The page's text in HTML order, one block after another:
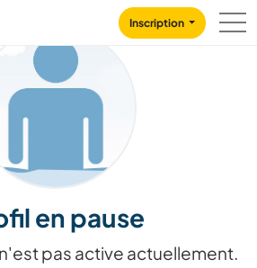
Inscription
en pause
pas active actuellement.